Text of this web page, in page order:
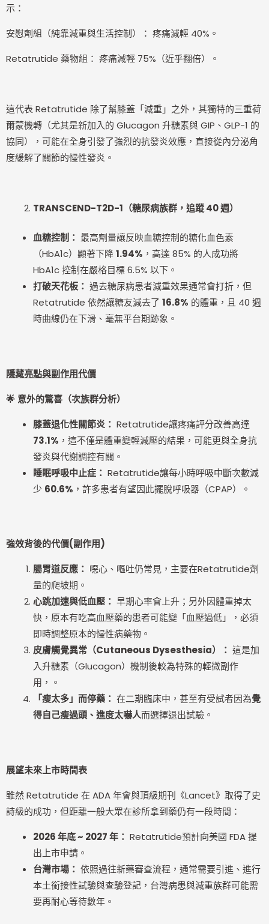
示：
安慰劑組（純靠減重與生活控制）： 疼痛減輕 40%。
Retatrutide 藥物組： 疼痛減輕 75%（近乎翻倍）。
這代表 Retatrutide 除了幫膝蓋「減重」之外，其獨特的三重荷
爾蒙機轉（尤其是新加入的 Glucagon 升糖素與 GIP、GLP-1 的
協同），可能在全身引發了強烈的抗發炎效應，直接從內分泌角
度緩解了關節的慢性發炎。
TRANSCEND-T2D-1 （糖尿病族群，追蹤 40 週）
血糖控制： 最高劑量讓反映血糖控制的糖化血色素
（HbA1c）顯著下降1.94% ，高達 85% 的人成功將
HbA1c 控制在嚴格目標 6.5% 以下。
打破天花板： 過去糖尿病患者減重效果通常會打折，但
Retatrutide 依然讓糖友減去了 16.8% 的體重，且 40 週
時曲線仍在下滑、毫無平台期跡象。
隱藏亮點與副作用代價
🌟 意外的驚喜（次族群分析）
膝蓋退化性關節炎： Retatrutide讓疼痛評分改善高達
73.1% ，這不僅是體重變輕減壓的結果，可能更與全身抗
發炎與代謝調控有關。
睡眠呼吸中止症： Retatrutide讓每小時呼吸中斷次數減
少 60.6% ，許多患者有望因此擺脫呼吸器（CPAP）。
強效背後的代價(副作用)
腸胃道反應： 噁心、嘔吐仍常見，主要在Retatrutide劑
量的爬坡期。
心跳加速與低血壓： 早期心率會上升；另外因體重掉太
快，原本有吃高血壓藥的患者可能變「血壓過低」，必須
即時調整原本的慢性病藥物。
皮膚觸覺異常（Cutaneous Dysesthesia）： 這是加
入升糖素（Glucagon）機制後較為特殊的輕微副作
用，。
「瘦太多」而停藥： 在二期臨床中，甚至有受試者因為覺
得自己瘦過頭、進度太嚇人而選擇退出試驗。
展望未來上市時間表
雖然 Retatrutide 在 ADA 年會與頂級期刊《Lancet》取得了史
詩級的成功，但距離一般大眾在診所拿到藥仍有一段時間：
2026年底 ~ 2027 年： Retatrutide預計向美國 FDA 提
出上市申請。
台灣市場： 依照過往新藥審查流程，通常需要引進、進行
本土銜接性試驗與查驗登記，台灣病患與減重族群可能需
要再耐心等待數年。